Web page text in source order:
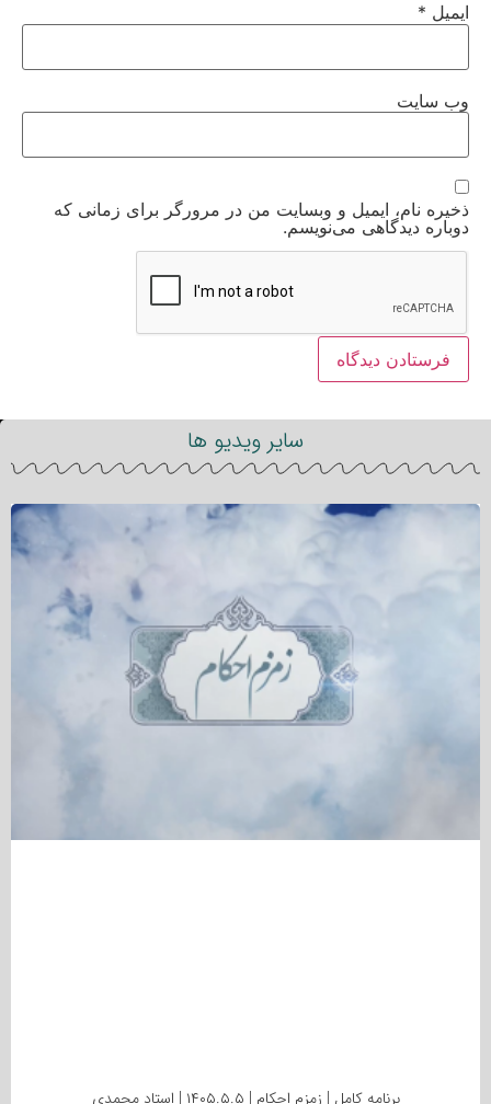
ایمیل *
وب‌ سایت
ذخیره نام، ایمیل و وبسایت من در مرورگر برای زمانی که
دوباره دیدگاهی می‌نویسم.
سایر ویدیو ها
برنامه کامل | زمزم احکام | ۱۴۰۵.۵.۵ | استاد محمدی